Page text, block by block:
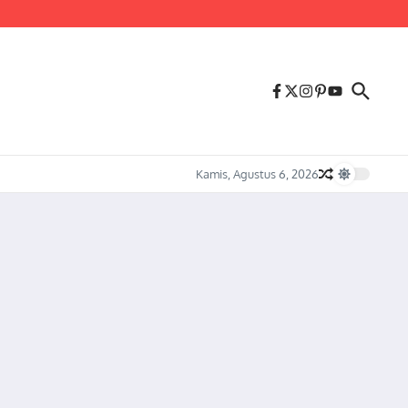
Melonjaknya Harga dan Kelangkaan Solar Bersubsidi.
Kamis, Agustus 6, 2026